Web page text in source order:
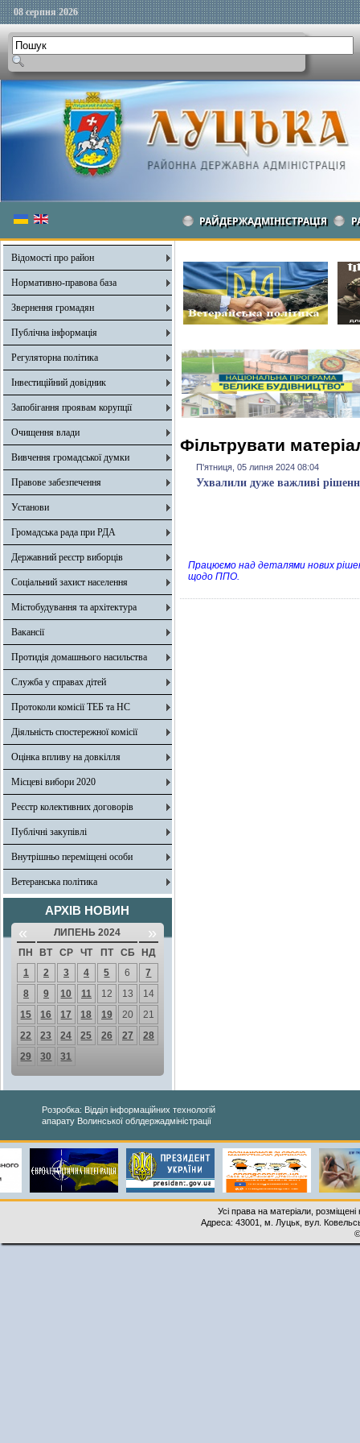
08 серпня 2026
РАЙДЕРЖАДМІНІСТРАЦІЯ
Відомості про район
Нормативно-правова база
Звернення громадян
Публічна інформація
Регуляторна політика
Інвестиційний довідник
Запобігання проявам корупції
Очищення влади
Вивчення громадської думки
Правове забезпечення
Установи
Громадська рада при РДА
Державний реєстр виборців
Соціальний захист населення
Містобудування та архітектура
Вакансії
Протидія домашнього насильства
Служба у справах дітей
Протоколи комісії ТЕБ та НС
Діяльність спостережної комісії
Оцінка впливу на довкілля
Місцеві вибори 2020
Реєстр колективних договорів
Публічні закупівлі
Внутрішньо переміщені особи
Ветеранська політика
АРХІВ НОВИН
« ЛИПЕНЬ 2024 »
ПН ВТ СР ЧТ ПТ СБ
НД
1
2 3 4 5 6
7
8
9 10 11 12 13
14
15
16 17 18 19 20
21
22
23 24 25 26 27
28
29
30 31
Фільтрувати
П'ятниця, 05 липня 2024 08:04
Ухвалили дуже важливі
Працюємо над деталями нових
щодо ППО.
Розробка: Відділ інформаційних технологій
апарату Волинської облдержадміністрації
Усі права на матеріали,
Адреса: 43001, м. Луцьк, вул.